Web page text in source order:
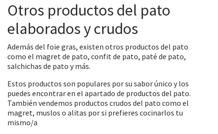
Otros productos del pato
elaborados y crudos
Además del foie gras, existen otros productos del pato
como el magret de pato, confit de pato, paté de pato,
salchichas de pato y más.
Estos productos son populares por su sabor único y los
puedes encontrar en el apartado de productos del pato.
También vendemos productos crudos del pato como el
magret, muslos o alitas por si prefieres cocinarlos tu
mismo/a